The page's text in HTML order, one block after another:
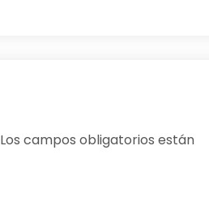
Los campos obligatorios están